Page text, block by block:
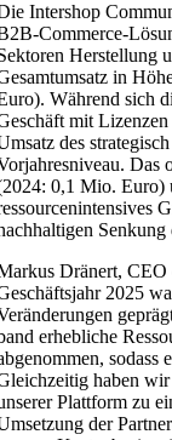
Intershop
Commerce-
Herstellung
in
Während sich
mit
des
Das
0,1 Mio. Euro)
Senkung
Dränert, CEO
2025
erhebliche
sodass
haben
Plattform zu
der